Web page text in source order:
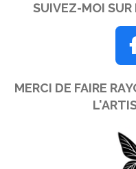
SUIVEZ-MOI SUR
F
MERCI DE FAIRE